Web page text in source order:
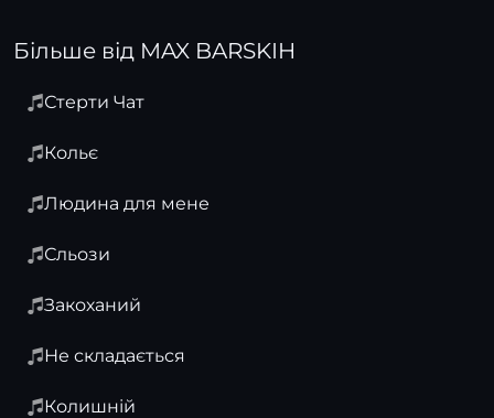
Більше від MAX BARSKIH
Стерти Чат
Кольє
Людина для мене
Сльози
Закоханий
Не складається
Колишній